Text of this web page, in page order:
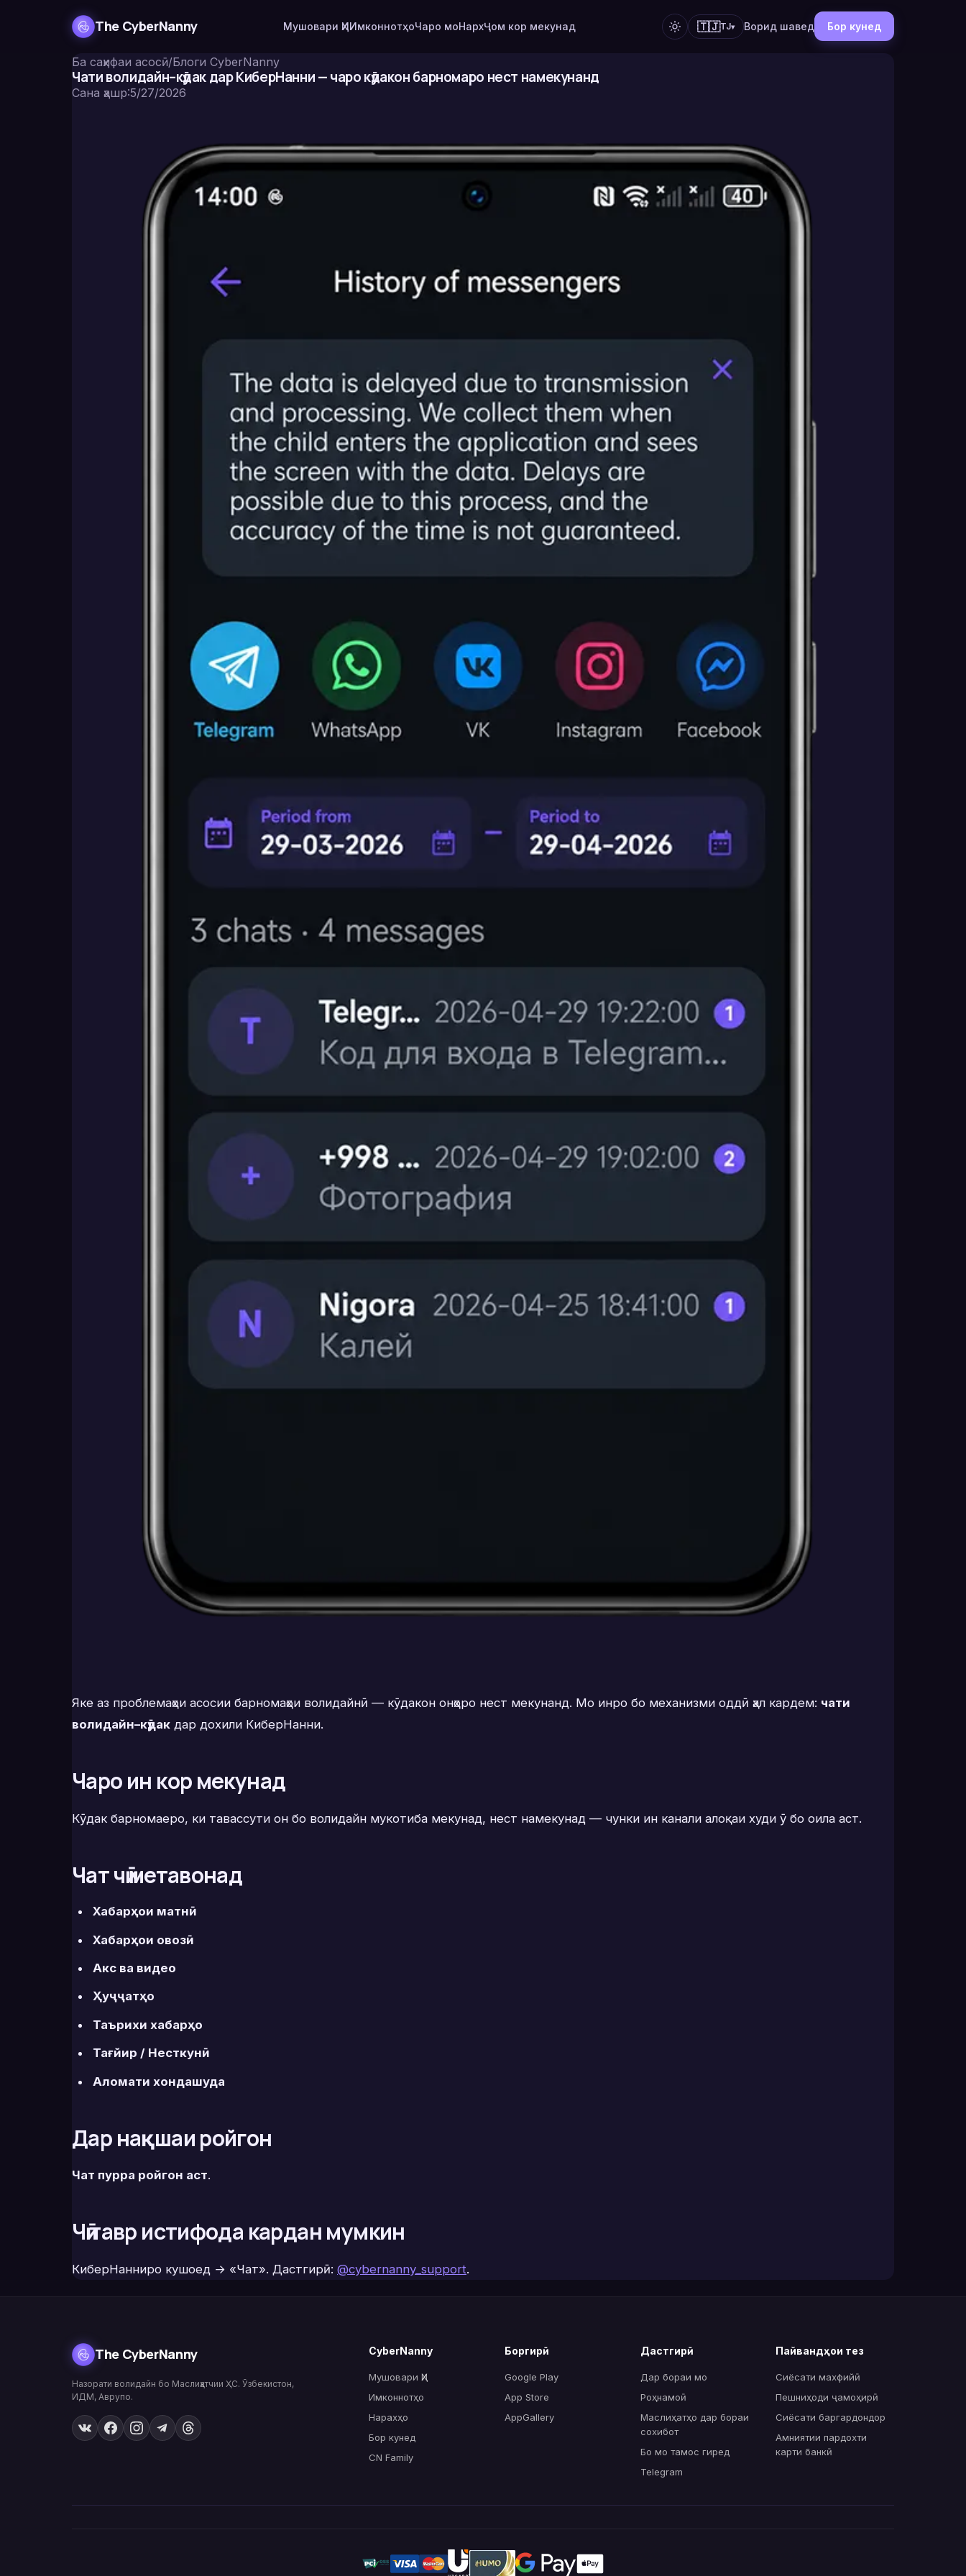
The CyberNanny Мушовари ҲИИмконнотҳоЧаро моНархҶом кор мекунад 🇹🇯TJ▾ Ворид шавед Бор кунед
Ба саҳифаи асосӣ/Блоги CyberNanny
Чати волидайн–кӯдак дар КиберНанни — чаро кӯдакон барномаро нест намекунанд
Сана ҳашр:5/27/2026
Яке аз проблемаҳои асосии барномаҳои волидайнӣ — кӯдакон онҳоро нест мекунанд. Мо инро бо механизми оддӣ ҳал кардем: чати
волидайн–кӯдак дар дохили КиберНанни.
Чаро ин кор мекунад
Кӯдак барномаеро, ки тавассути он бо волидайн мукотиба мекунад, нест намекунад — чунки ин канали алоқаи худи ӯ бо оила аст.
Чат чӣ метавонад
Хабарҳои матнӣ
Хабарҳои овозӣ
Акс ва видео
Ҳуҷҷатҳо
Таърихи хабарҳо
Тағйир / Несткунӣ
Аломати хондашуда
Дар нақшаи ройгон
Чат пурра ройгон аст.
Чӣ тавр истифода кардан мумкин
КиберНанниро кушоед → «Чат». Дастгирӣ: @cybernanny_support.
The CyberNanny
Назорати волидайн бо Маслиҳатчии ҲС. Ӯзбекистон,
ИДМ, Аврупо.
CyberNanny
Мушовари ҲИ
Имконнотҳо
Нарахҳо
Бор кунед
CN Family
Боргирӣ
Google Play
App Store
AppGallery
Дастгирӣ
Дар бораи мо
Роҳнамоӣ
Маслиҳатҳо дар бораи
сохибот
Бо мо тамос гиред
Telegram
Пайвандҳои тез
Сиёсати махфийӣ
Пешниҳоди ҷамоҳирӣ
Сиёсати баргардондор
Амниятии пардохти
карти банкӣ